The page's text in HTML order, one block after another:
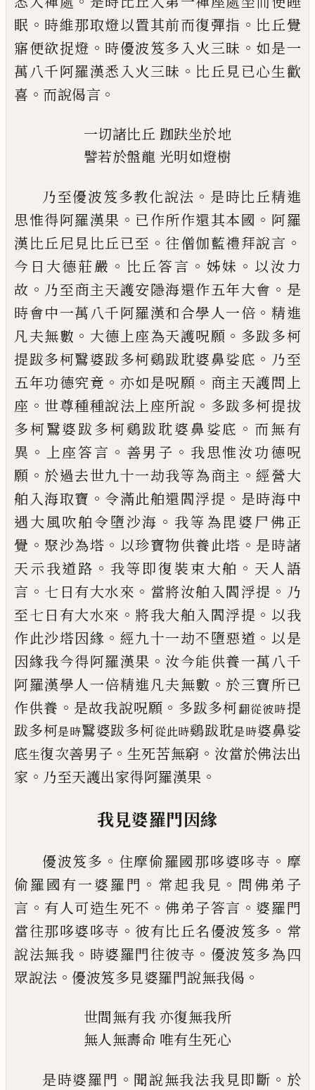
眠 。 時維那取燈以置其前而復彈指 。 比丘覺
寤便欲捉燈 。 時優波笈多入火三昧 。 如是一
萬八千阿羅漢悉入火三昧 。 比丘見已心生歡
喜 。 而說偈言 。
一切諸比丘 跏趺坐於地
譬若於盤龍 光明如燈樹
乃至優波笈多教化說法 。 是時比丘精進
思惟得阿羅漢果 。 已作所作還其本國 。 阿羅
漢比丘尼見比丘已至 。 往僧伽藍禮拜說言 。
今 日大德莊嚴 。 比丘答言 。 姊妹 。 以汝力
故 。 乃至商主天護安隱海還作五年大會 。 是
時會中一萬八千阿羅漢和合學人一倍 。 精進
凡夫無數 。 大德上座為天護呪願 。 多跋多柯
提跋多柯鷖婆跋多柯鷄跋耽婆鼻娑底 。 乃至
五年功德究竟 。 亦如是呪願 。 商主天護問上
座 。 世尊種種說法上座所說 。 多跋多柯提拔
多柯鷖婆跋多柯鷄跋耽婆鼻娑底 。 而無有
異 。 上座答言 。 善男子 。 我思惟汝功德呪
願 。 於過去世九十一劫我等為商主 。 經營大
舶入海取寶 。令滿此舶還閻浮提 。 是時海中
遇大風吹舶令墮沙海 。 我等為毘婆尸佛正
覺 。 聚沙為塔 。 以珍寶物供養此塔 。 是時諸
天示我道路 。 我等即復裝束大舶 。 天人語
言 。 七日有大水來 。 當將汝舶入閻浮提 。 乃
至七 日有大水來 。 將我大舶入閻浮提 。 以我
作此沙塔因緣 。 經九十一劫不墮惡道 。 以是
因緣我今得阿羅漢果 。 汝今能供養一萬八千
阿羅漢學人一倍精進凡夫無數 。 於三寶所已
作供養 。 是故我說呪願 。 多跋多柯翻從彼時提
跋多柯是時鷖婆跋多柯從此時鷄跋耽是時婆鼻娑
底生復次善男子 。 生死苦無窮 。 汝當於佛法出
家 。 乃至天護出家得阿羅漢果 。
我見婆羅門因緣
優波笈多 。 住摩偷羅國那哆婆哆寺 。 摩
偷羅國有一婆羅門 。 常起我見 。 問佛弟子
言 。 有人可造生死不 。佛弟子答言 。 婆羅門
當往那哆婆哆寺 。 彼有比丘名優波笈多 。 常
說法無我 。 時婆羅門往彼寺 。 優波笈多為四
眾說法 。 優波笈多見婆羅門說無我偈 。
世間無有我 亦復無我所
無人無壽命 唯有生死心
是時婆羅門 。 聞說無我法我見即斷 。 於